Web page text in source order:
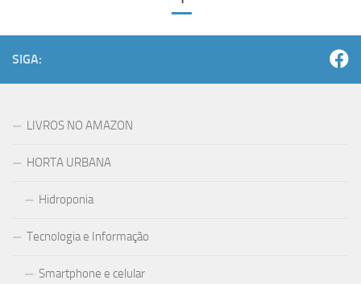
SIGA:
LIVROS NO AMAZON
HORTA URBANA
Hidroponia
Tecnologia e Informação
Smartphone e celular